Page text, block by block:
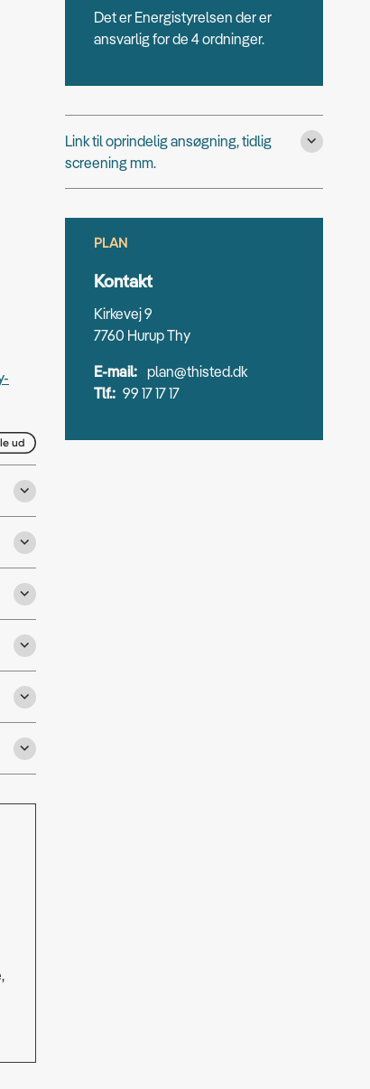
ud
Det er Energistyrelsen der er
ansvarlig for de 4 ordninger.
Link til oprindelig ansøgning, tidlig
screening mm.
PLAN
Kontakt
Kirkevej 9
7760 Hurup Thy
E-mail: plan@thisted.dk
Tlf.: 99 17 17 17